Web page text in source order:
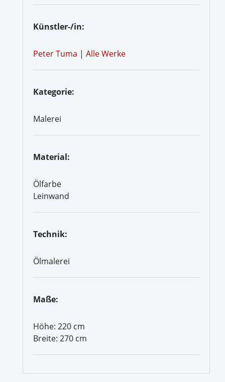
Künstler-/in:
Peter Tuma | Alle Werke
Kategorie:
Malerei
Material:
Ölfarbe
Leinwand
Technik:
Ölmalerei
Maße:
Höhe: 220 cm
Breite: 270 cm